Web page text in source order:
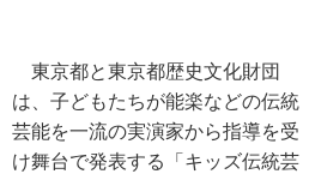
東京都と東京都歴史文化財団
は、子どもたちが能楽などの伝統
芸能を一流の実演家から指導を受
け舞台で発表する「キッズ伝統芸